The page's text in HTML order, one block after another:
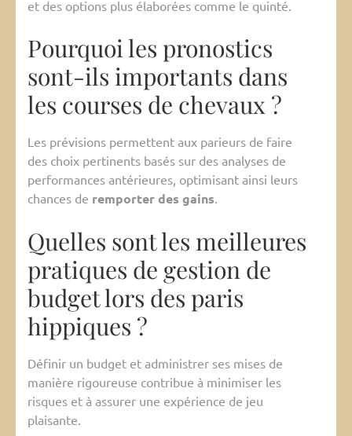
et des options plus élaborées comme le quinté.
Pourquoi les pronostics
sont-ils importants dans
les courses de chevaux ?
Les prévisions permettent aux parieurs de faire
des choix pertinents basés sur des analyses de
performances antérieures, optimisant ainsi leurs
chances de remporter des gains.
Quelles sont les meilleures
pratiques de gestion de
budget lors des paris
hippiques ?
Définir un budget et administrer ses mises de
manière rigoureuse contribue à minimiser les
risques et à assurer une expérience de jeu
plaisante.